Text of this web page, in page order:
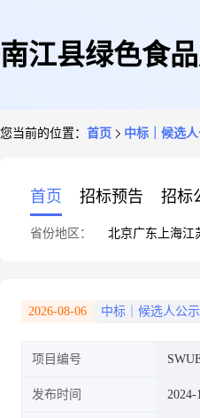
南江县绿色食
您当前的位置： 首页 中标｜候选
首页 招标预告 招标
省份地区： 北京广东 上海江
2026-08-06 中标｜候选人公示
项目编号
发布时间 2024-